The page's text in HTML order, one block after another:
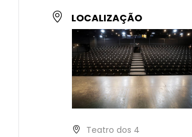
LOCALIZAÇÃO
Teatro dos 4